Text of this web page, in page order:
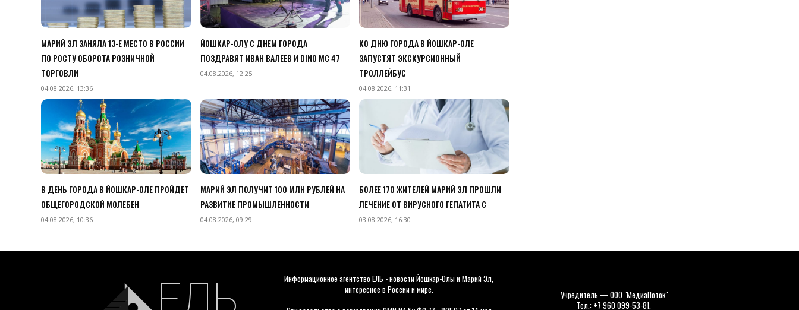
МАРИЙ ЭЛ ЗАНЯЛА 13-Е МЕСТО В РОССИИ
ПО РОСТУ ОБОРОТА РОЗНИЧНОЙ
ТОРГОВЛИ
04.08.2026, 13:36
ЙОШКАР-ОЛУ С ДНЕМ ГОРОДА
ПОЗДРАВЯТ ИВАН ВАЛЕЕВ И DINO MC 47
04.08.2026, 12:25
КО ДНЮ ГОРОДА В ЙОШКАР-ОЛЕ
ЗАПУСТЯТ ЭКСКУРСИОННЫЙ
ТРОЛЛЕЙБУС
04.08.2026, 11:31
В ДЕНЬ ГОРОДА В ЙОШКАР-ОЛЕ ПРОЙДЕТ
ОБЩЕГОРОДСКОЙ МОЛЕБЕН
04.08.2026, 10:36
МАРИЙ ЭЛ ПОЛУЧИТ 100 МЛН РУБЛЕЙ НА
РАЗВИТИЕ ПРОМЫШЛЕННОСТИ
04.08.2026, 09:29
БОЛЕЕ 170 ЖИТЕЛЕЙ МАРИЙ ЭЛ ПРОШЛИ
ЛЕЧЕНИЕ ОТ ВИРУСНОГО ГЕПАТИТА С
03.08.2026, 16:30
ЕЛЬ
Информационное агентство ЕЛЬ - новости Йошкар-Олы и Марий Эл,
интересное в России и мире.
Учредитель — ООО "МедиаПоток"
Тел.: +7 960 099-53-81.